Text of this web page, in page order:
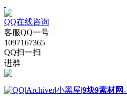
QQ在线咨询
客服QQ一号
1097167365
QQ扫一扫
进群
|Archiver|小黑屋|9块9素材网